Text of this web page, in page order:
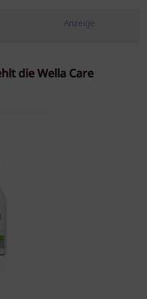
Anzeige
die Wella Care